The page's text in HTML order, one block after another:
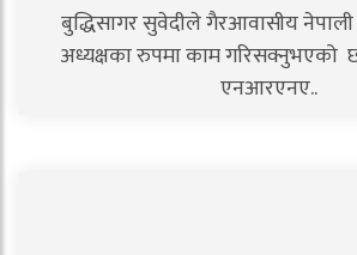
बुद्धिसागर सुवेदीले गैरआवासीय
अध्यक्षका रुपमा काम गरिसक्नुभएको
एनआरएनए..